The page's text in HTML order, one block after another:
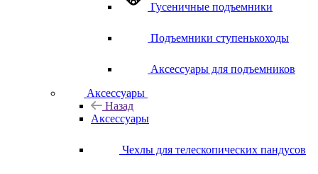
Гусеничные подъемники
Подъемники ступенькоходы
Аксессуары для подъемников
Аксессуары
Назад
Аксессуары
Чехлы для телескопических пандусов